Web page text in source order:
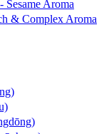
Aroma
& Complex Aroma